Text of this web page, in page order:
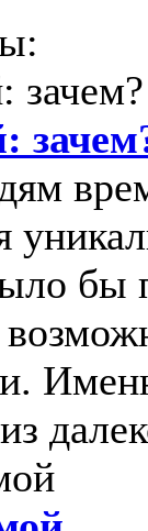
бы